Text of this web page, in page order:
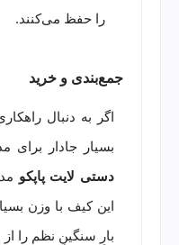
را حفظ می‌کنند.
جمع‌بندی و خرید
اگر به دنبال
بسیار جادار برای
دستی لایت پاپکو
این کیف با وزن
بارِ سنگینِ نظم را